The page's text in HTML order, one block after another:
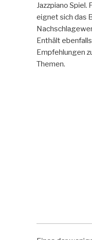
Jazzpiano
eignet sich das
Enthält
Empfehlungen
Themen.